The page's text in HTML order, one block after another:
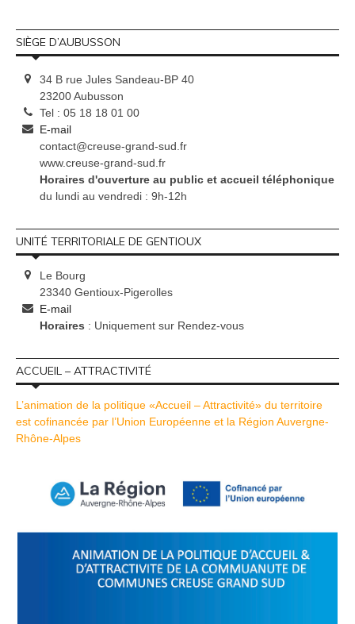
SIÈGE D’AUBUSSON
34 B rue Jules Sandeau-BP 40
23200 Aubusson
Tel : 05 18 18 01 00
E-mail
contact@creuse-grand-sud.fr
www.creuse-grand-sud.fr
Horaires d'ouverture au public et accueil téléphonique
du lundi au vendredi : 9h-12h
UNITÉ TERRITORIALE DE GENTIOUX
Le Bourg
23340 Gentioux-Pigerolles
E-mail
Horaires : Uniquement sur Rendez-vous
ACCUEIL – ATTRACTIVITÉ
L’animation de la politique «Accueil – Attractivité» du territoire
est cofinancée par l’Union Européenne et la Région Auvergne-
Rhône-Alpes